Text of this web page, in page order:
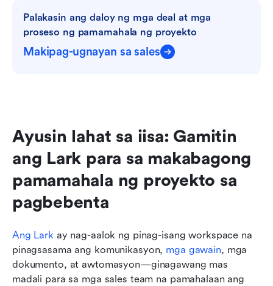
Palakasin ang daloy ng mga deal at mga
proseso ng pamamahala ng proyekto
Makipag-ugnayan sa sales
Ayusin lahat sa iisa: Gamitin
ang Lark para sa makabagong
pamamahala ng proyekto sa
pagbebenta
Ang Lark ay nag-aalok ng pinag-isang workspace na
pinagsasama ang komunikasyon, mga gawain, mga
dokumento, at awtomasyon—ginagawang mas
madali para sa mga sales team na pamahalaan ang